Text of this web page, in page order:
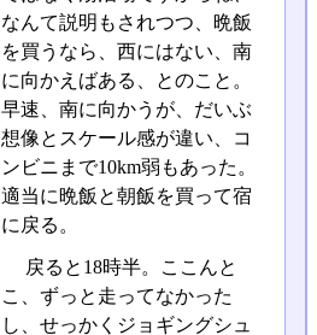
なんて説明もされつつ、晩飯
を買うなら、西にはない、南
に向かえばある、とのこと。
早速、南に向かうが、だいぶ
想像とスケール感が違い、コ
ンビニまで10km弱もあった。
適当に晩飯と朝飯を買って宿
に戻る。
戻ると18時半。ここんと
こ、ずっと走ってなかった
し、せっかくジョギングシュ